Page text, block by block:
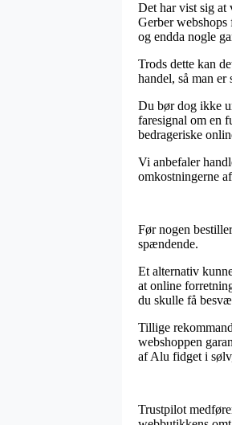
Det har vist sig at
Gerber webshops
og endda nogle
Trods dette kan
handel, så man er
Du bør dog ikke
faresignal om en
bedrageriske
Vi anbefaler
omkostningerne
Før nogen
spændende.
Et alternativ
at online
du skulle få
Tillige
webshoppen
af Alu fidget i
Trustpilot